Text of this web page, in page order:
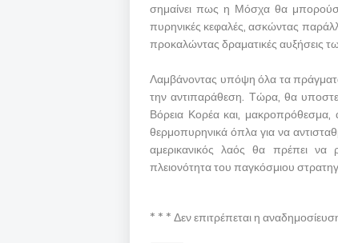
σημαίνει πως η Μόσχα θα
πυρηνικές κεφαλές, ασκώντας
προκαλώντας δραματικές αυξήσεις
Λαμβάνοντας υπόψη όλα τα
την αντιπαράθεση. Τώρα, θα
Βόρεια Κορέα και,
θερμοπυρηνικά όπλα για να
αμερικανικός λαός θα πρέπει να
πλειονότητα του παγκόσμιου
* * * Δεν επιτρέπεται η